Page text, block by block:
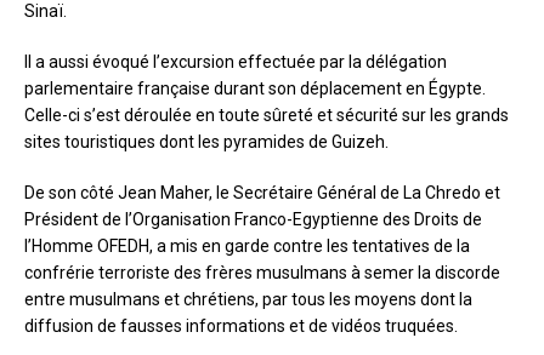
Sinaï.
Il a aussi évoqué l’excursion effectuée par la délégation
parlementaire française durant son déplacement en Égypte.
Celle-ci s’est déroulée en toute sûreté et sécurité sur les grands
sites touristiques dont les pyramides de Guizeh.
De son côté Jean Maher, le Secrétaire Général de La Chredo et
Président de l’Organisation Franco-Egyptienne des Droits de
l’Homme OFEDH, a mis en garde contre les tentatives de la
confrérie terroriste des frères musulmans à semer la discorde
entre musulmans et chrétiens, par tous les moyens dont la
diffusion de fausses informations et de vidéos truquées.